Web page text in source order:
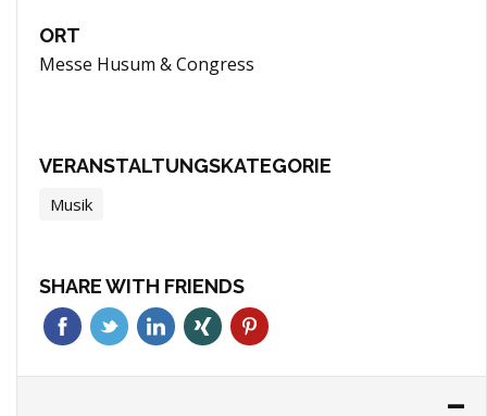
ORT
Messe Husum & Congress
VERANSTALTUNGSKATEGORIE
Musik
SHARE WITH FRIENDS